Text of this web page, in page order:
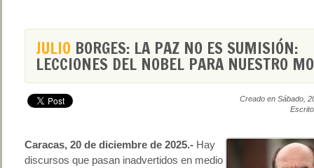
JULIO BORGES: LA PAZ NO ES SUMISIÓN:
LECCIONES DEL NOBEL PARA NUESTRO
Creado en Sábado,
Caracas, 20 de diciembre de 2025.- Hay
discursos que pasan inadvertidos en medio